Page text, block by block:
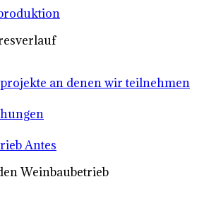
an denen wir teilnehmen
Antes
Weinbaubetrieb